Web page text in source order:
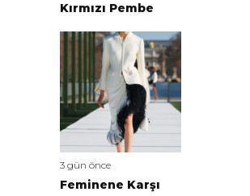
Kırmızı Pembe
3 gün önce
Feminene Karşı